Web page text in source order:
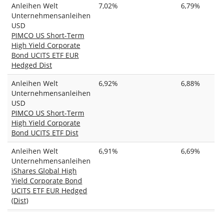
Anleihen Welt
Unternehmensanleihen
USD
PIMCO US Short-Term
High Yield Corporate
Bond UCITS ETF EUR
Hedged Dist
7,02% 6,79%
Anleihen Welt
Unternehmensanleihen
USD
PIMCO US Short-Term
High Yield Corporate
Bond UCITS ETF Dist
6,92% 6,88%
Anleihen Welt
Unternehmensanleihen
iShares Global High
Yield Corporate Bond
UCITS ETF EUR Hedged
(Dist)
6,91% 6,69%